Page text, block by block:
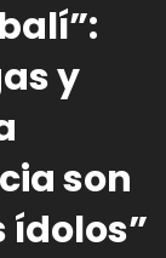
y
son
ídolos”